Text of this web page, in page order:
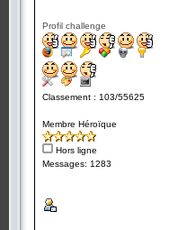
Profil challenge
Classement : 103/55625
Membre Héroïque
Hors ligne
Messages: 1283